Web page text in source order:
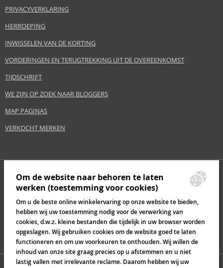
PRIVACYVERKLARING
HERROEPING
INWISSELEN VAN DE KORTING
VORDERINGEN EN TERUGTREKKING UIT DE OVEREENKOMST
TIJDSCHRIFT
WE ZIJN OP ZOEK NAAR BLOGGERS
MAP PAGINAS
VERKOCHT MERKEN
Om de website naar behoren te laten
werken (toestemming voor cookies)
Om u de beste online winkelervaring op onze website te bieden,
hebben wij uw toestemming nodig voor de verwerking van
cookies, d.w.z. kleine bestanden die tijdelijk in uw browser worden
opgeslagen. Wij gebruiken cookies om de website goed te laten
functioneren en om uw voorkeuren te onthouden. Wij willen de
inhoud van onze site graag precies op u afstemmen en u niet
lastig vallen met irrelevante reclame. Daarom hebben wij uw